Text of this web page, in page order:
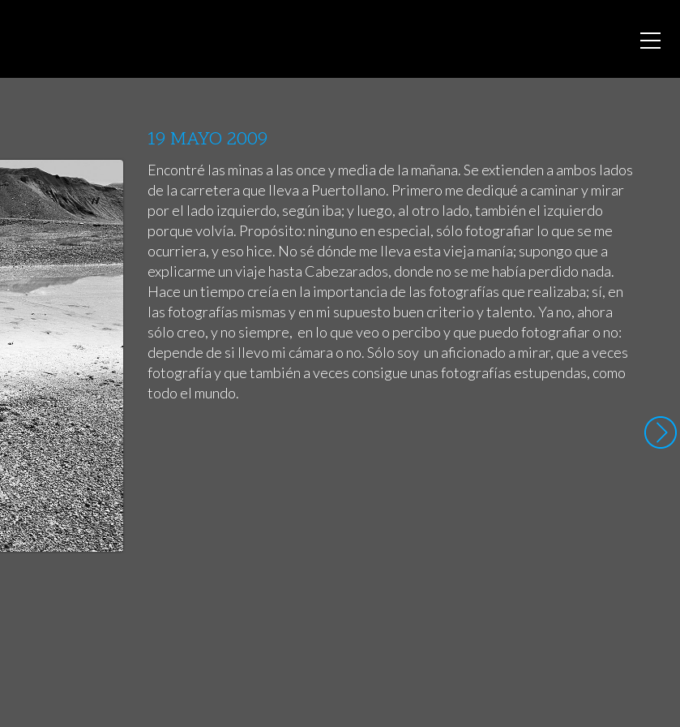
19 MAYO 2009
Encontré las minas a las once y media de la mañana. Se extienden a ambos lados
de la carretera que lleva a Puertollano. Primero me dediqué a caminar y mirar
por el lado izquierdo, según iba; y luego, al otro lado, también el izquierdo
porque volvía. Propósito: ninguno en especial, sólo fotografiar lo que se me
ocurriera, y eso hice. No sé dónde me lleva esta vieja manía; supongo que a
explicarme un viaje hasta Cabezarados, donde no se me había perdido nada.
Hace un tiempo creía en la importancia de las fotografías que realizaba; sí, en
las fotografías mismas y en mi supuesto buen criterio y talento. Ya no, ahora
sólo creo, y no siempre, en lo que veo o percibo y que puedo fotografiar o no:
depende de si llevo mi cámara o no. Sólo soy un aficionado a mirar, que a veces
fotografía y que también a veces consigue unas fotografías estupendas, como
todo el mundo.